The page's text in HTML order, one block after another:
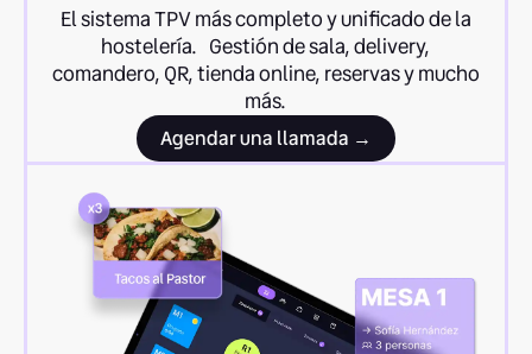
El sistema TPV más completo y unificado de la
hostelería. Gestión de sala, delivery,
comandero, QR, tienda online, reservas y mucho
más.
Agendar una llamada →